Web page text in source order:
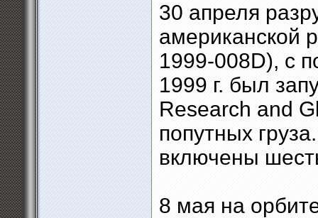
30 апреля
американской
1999-008D), с
1999 г. был
Research and
попутных
включены
8 мая на